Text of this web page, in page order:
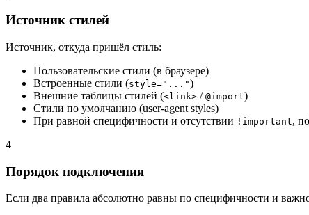
Источник стилей
Источник, откуда пришёл стиль:
Пользовательские стили (в браузере)
Встроенные стили (style="...")
Внешние таблицы стилей (<link> / @import)
Стили по умолчанию (user-agent styles)
При равной специфичности и отсутствии !important,
4
Порядок подключения
Если два правила абсолютно равны по специфичности и